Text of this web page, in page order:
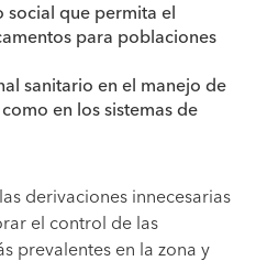
social que permita el
para poblaciones
sanitario en el manejo de
en los sistemas de
derivaciones innecesarias
el control de las
prevalentes en la zona y